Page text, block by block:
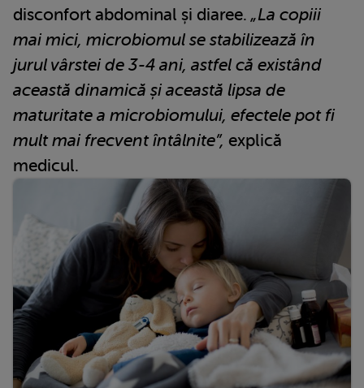
disconfort abdominal și diaree. „La copiii
mai mici, microbiomul se stabilizează în
jurul vârstei de 3-4 ani, astfel că existând
această dinamică și această lipsa de
maturitate a microbiomului, efectele pot fi
mult mai frecvent întâlnite”, explică
medicul.